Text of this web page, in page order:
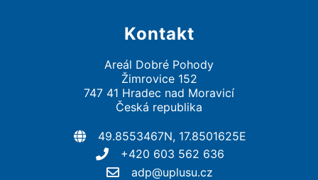
Kontakt
Areál Dobré Pohody
Žimrovice 152
747 41 Hradec nad Moravicí
Česká republika
49.8553467N, 17.8501625E
+420 603 562 636
adp@uplusu.cz